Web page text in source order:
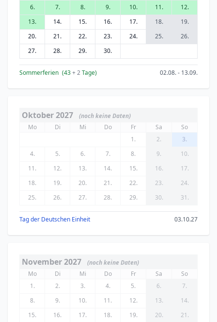
6.
7. 8. 9. 10. 11.
12.
13.
14. 15. 16. 17. 18.
19.
20.
21. 22. 23. 24. 25.
26.
27.
28. 29. 30.
Sommerferien (43+ 2Tage) 02.08. - 13.09.
Oktober 2027
(noch keine Daten)
Mo
Di Mi Do Fr Sa
So
1.
2.
3.
4.
5. 6. 7. 8. 9.
10.
11.
12. 13. 14. 15. 16.
17.
18.
19. 20. 21. 22. 23.
24.
25.
26. 27. 28. 29. 30. 31.
Tag der Deutschen Einheit 03.10.27
November 2027
(noch keine Daten)
Mo
Di Mi Do Fr Sa
So
1.
2. 3. 4. 5. 6.
7.
8.
9. 10. 11. 12. 13.
14.
15.
16. 17. 18. 19. 20.
21.